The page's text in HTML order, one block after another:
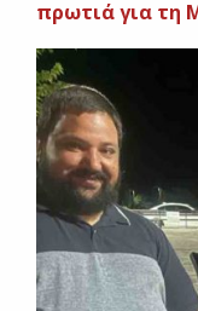
πρωτιά για τη